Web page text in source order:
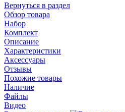
Вернуться в раздел
Обзор товара
Набор
Комплект
Описание
Характеристики
Аксессуары
Отзывы
Похожие товары
Наличие
Файлы
Видео